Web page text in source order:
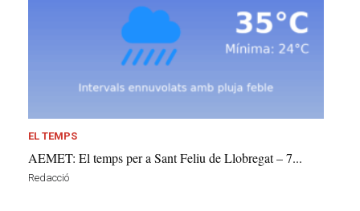
EL TEMPS
AEMET: El temps per a Sant Feliu de Llobregat – 7...
Redacció